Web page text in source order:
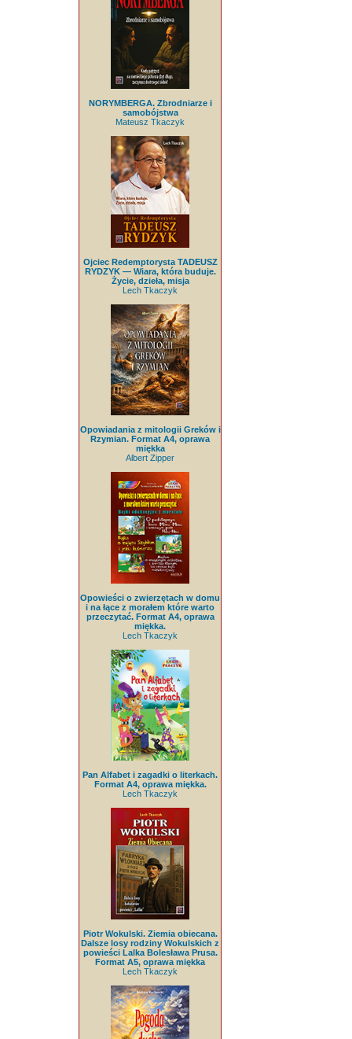
NORYMBERGA. Zbrodniarze i
samobójstwa
Mateusz Tkaczyk
Ojciec Redemptorysta TADEUSZ
RYDZYK — Wiara, która buduje.
Życie, dzieła, misja
Lech Tkaczyk
Opowiadania z mitologii Greków i
Rzymian. Format A4, oprawa
miękka
Albert Zipper
Opowieści o zwierzętach w domu
i na łące z morałem które warto
przeczytać. Format A4, oprawa
miękka.
Lech Tkaczyk
Pan Alfabet i zagadki o literkach.
Format A4, oprawa miękka.
Lech Tkaczyk
Piotr Wokulski. Ziemia obiecana.
Dalsze losy rodziny Wokulskich z
powieści Lalka Bolesława Prusa.
Format A5, oprawa miękka
Lech Tkaczyk